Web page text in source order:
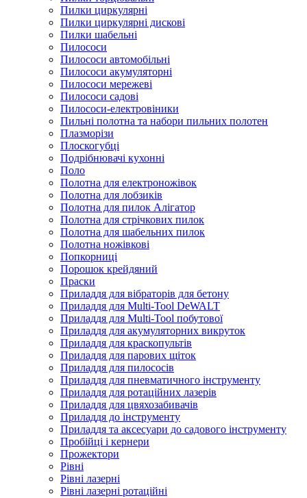
Пилки циркулярні
Пилки циркулярні дискові
Пилки шабельні
Пилососи
Пилососи автомобільні
Пилососи акумуляторні
Пилососи мережеві
Пилососи садові
Пилососи-електровіники
Пильні полотна та набори пильних полотен
Плазморізи
Плоскогубці
Подрібнювачі кухонні
Поло
Полотна для електроножівок
Полотна для лобзиків
Полотна для пилок Алігатор
Полотна для стрічкових пилок
Полотна для шабельних пилок
Полотна ножівкові
Попкорниці
Порошок крейдяний
Праски
Приладдя для вібраторів для бетону
Приладдя для Multi-Tool DeWALT
Приладдя для Multi-Tool побутової
Приладдя для акумуляторних викруток
Приладдя для краскопультів
Приладдя для парових щіток
Приладдя для пилососів
Приладдя для пневматичного інструменту
Приладдя для ротаційних лазерів
Приладдя для цвяхозабивачів
Приладдя до інструменту
Приладдя та аксесуари до садового інструменту
Пробійці і кернери
Прожектори
Рівні
Рівні лазерні
Рівні лазерні ротаційні